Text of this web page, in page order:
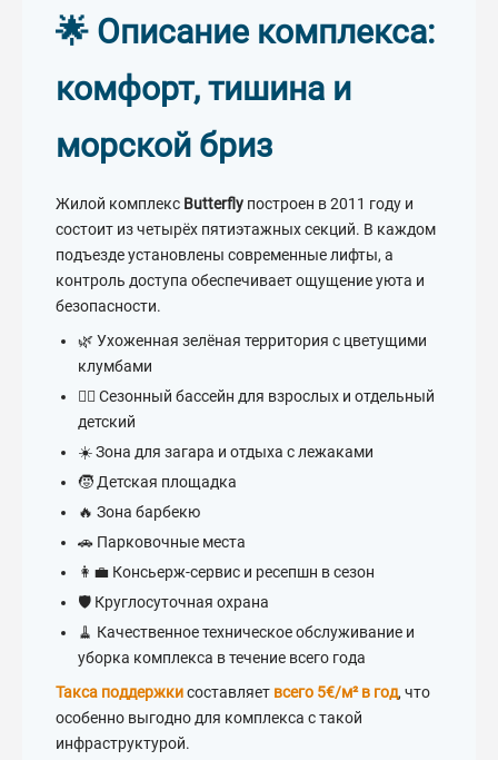
🌟 Описание комплекса:
комфорт, тишина и
морской бриз
Жилой комплекс Butterfly построен в 2011 году и
состоит из четырёх пятиэтажных секций. В каждом
подъезде установлены современные лифты, а
контроль доступа обеспечивает ощущение уюта и
безопасности.
🌿 Ухоженная зелёная территория с цветущими
клумбами
🏊‍♂️ Сезонный бассейн для взрослых и отдельный
детский
☀️ Зона для загара и отдыха с лежаками
🧒 Детская площадка
🔥 Зона барбекю
🚗 Парковочные места
👩‍💼 Консьерж-сервис и ресепшн в сезон
🛡️ Круглосуточная охрана
🧹 Качественное техническое обслуживание и
уборка комплекса в течение всего года
Такса поддержкисоставляет всего 5€/м² в год, что
особенно выгодно для комплекса с такой
инфраструктурой.